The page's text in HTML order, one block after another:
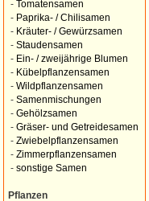
- Tomatensamen
- Paprika- / Chilisamen
- Kräuter- / Gewürzsamen
- Staudensamen
- Ein- / zweijährige Blumen
- Kübelpflanzensamen
- Wildpflanzensamen
- Samenmischungen
- Gehölzsamen
- Gräser- und Getreidesamen
- Zwiebelpflanzensamen
- Zimmerpflanzensamen
- sonstige Samen
Pflanzen